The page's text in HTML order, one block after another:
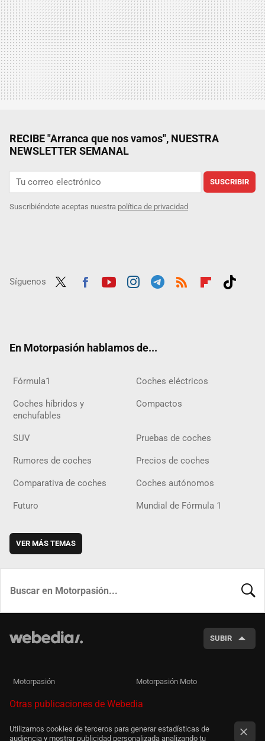
RECIBE "Arranca que nos vamos", NUESTRA
NEWSLETTER SEMANAL
SUSCRIBIR
Suscribiéndote aceptas nuestra política de privacidad
Síguenos
En Motorpasión hablamos de...
Fórmula1 Coches eléctricos
Coches híbridos y
enchufables
Compactos
SUV Pruebas de coches
Rumores de coches Precios de coches
Comparativa de coches Coches autónomos
Futuro Mundial de Fórmula 1
VER MÁS TEMAS
SUBIR
Motorpasión Motorpasión Moto
Otras publicaciones de Webedia
Utilizamos cookies de terceros para generar estadísticas de
audiencia y mostrar publicidad personalizada analizando tu